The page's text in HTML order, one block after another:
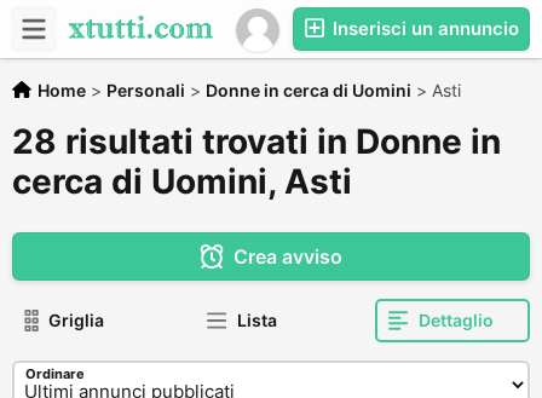
Inserisci un annuncio
Home > Personali > Donne in cerca di Uomini > Asti
28 risultati trovati in Donne in
cerca di Uomini, Asti
Crea avviso
Griglia Lista Dettaglio
Ordinare